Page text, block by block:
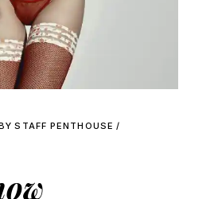
STAFF PENTHOUSE